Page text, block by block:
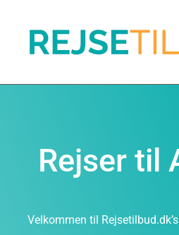
Rejser til
Velkommen til